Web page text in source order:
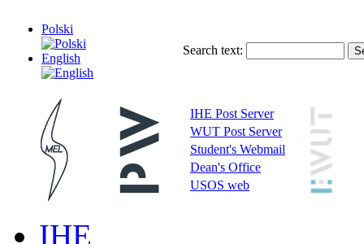
Polski
English
Search text:
IHE Post Server
WUT Post Server
Student's Webmail
Dean's Office
USOS web
IHE